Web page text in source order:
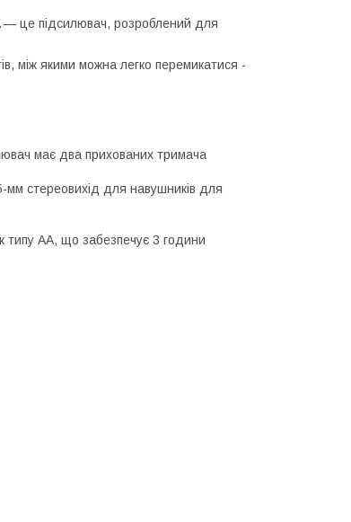
— це підсилювач, розроблений для
між якими можна легко перемикатися -
має два прихованих тримача
мм стереовихід для навушників для
типу АА, що забезпечує 3 години